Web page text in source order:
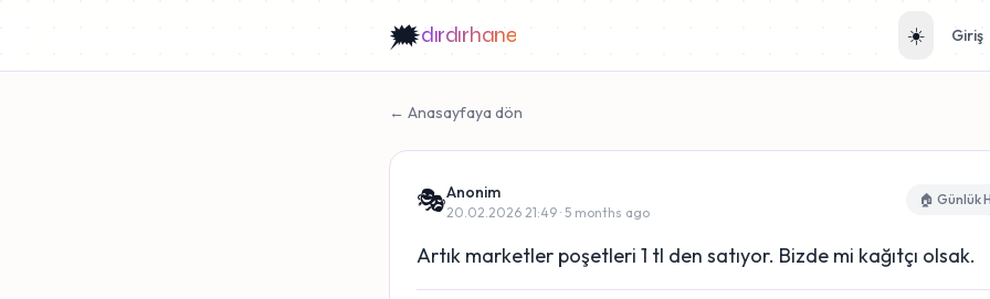
🗯️dırdırhane ☀️ Giriş
← Anasayfaya dön
🎭Anonim
20.02.2026 21:49 · 5 months ago
🏠 Günlük
Artık marketler poşetleri 1 tl den satıyor. Bizde mi kağıtçı olsak.